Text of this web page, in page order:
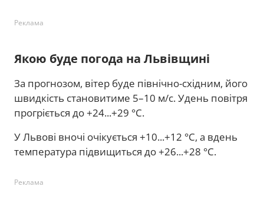
Реклама
Якою буде погода на Львівщині
За прогнозом, вітер буде північно-східним, його
швидкість становитиме 5–10 м/с. Удень повітря
прогріється до +24...+29 °C.
У Львові вночі очікується +10...+12 °C, а вдень
температура підвищиться до +26...+28 °C.
Реклама